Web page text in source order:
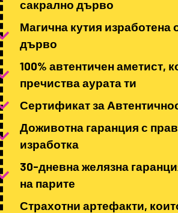
сакрално дърво
Магична кутия изработена
дърво
100% автентичен аметист,
пречиства аурата ти
Сертификат за
Доживотна гаранция с
изработка
30-дневна желязна
на парите
Страхотни артефакти,